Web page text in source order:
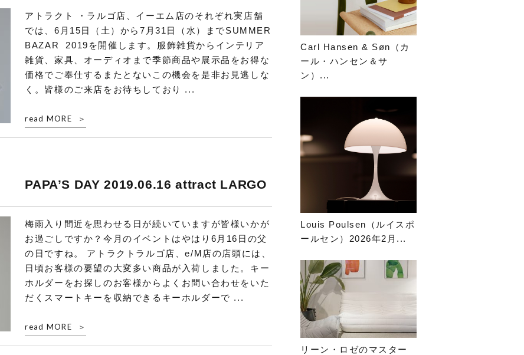
アトラクト ・ラルゴ店、イーエム店のそれぞれ実店舗
では、6月15日（土）から7月31日（水）までSUMMER
BAZAR 2019を開催します。服飾雑貨からインテリア
雑貨、家具、オーディオまで季節商品や展示品をお得な
価格でご奉仕するまたとないこの機会を是非お見逃しな
く。皆様のご来店をお待ちしており ...
read MORE
PAPA’S DAY 2019.06.16 attract LARGO
梅雨入り間近を思わせる日が続いていますが皆様いかが
お過ごしですか？今月のイベントはやはり6月16日の父
の日ですね。 アトラクトラルゴ店、e/M店の店頭には、
日頃お客様の要望の大変多い商品が入荷しました。キー
ホルダーをお探しのお客様からよくお問い合わせをいた
だくスマートキーを収納できるキーホルダーで ...
read MORE
Carl Hansen & Søn（カ
ール・ハンセン＆サ
ン）...
Louis Poulsen（ルイスポ
ールセン）2026年2月...
リーン・ロゼのマスター